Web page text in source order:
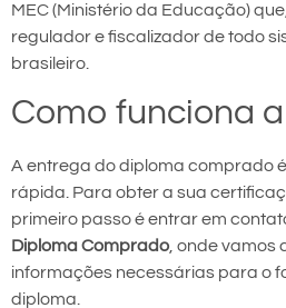
MEC (Ministério da Educação)
regulador e fiscalizador de todo
brasileiro.
Como funciona
A entrega do diploma comprado
rápida. Para obter a sua
primeiro passo é entrar em
Diploma Comprado, onde vamos
informações necessárias para o
diploma.